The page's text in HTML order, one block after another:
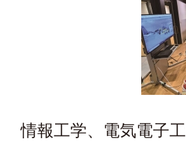
情報工学、電気電子